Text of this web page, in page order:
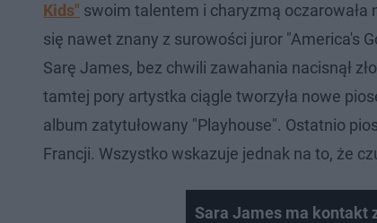
Kids" swoim talentem i charyzmą oczarowała
się nawet znany z surowości juror "America's
Sarę James, bez chwili zawahania nacisnął
tamtej pory artystka ciągle tworzyła nowe
album zatytułowany "Playhouse". Ostatnio
Francji. Wszystko wskazuje jednak na to, że
Sara James ma kontakt